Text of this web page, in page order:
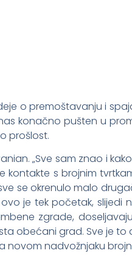
o premoštavanju i
konačno pušten u
prošlost.
„Sve sam znao i
s brojnim
se okrenulo malo
je tek početak, slijedi
zgrade,
obećani grad. Sve je to
novom nadvožnjaku